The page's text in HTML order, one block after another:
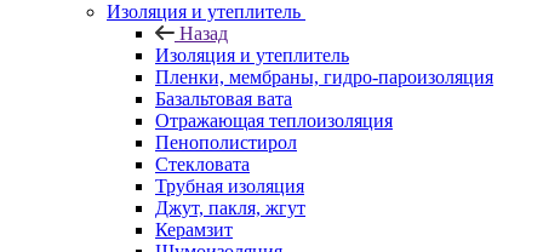
Изоляция и утеплитель
Назад
Изоляция и утеплитель
Пленки, мембраны, гидро-пароизоляция
Базальтовая вата
Отражающая теплоизоляция
Пенополистирол
Стекловата
Трубная изоляция
Джут, пакля, жгут
Керамзит